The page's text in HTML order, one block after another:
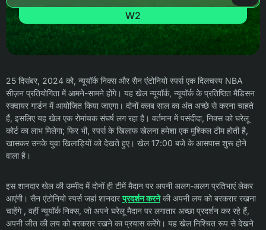
W2
25 दिसंबर, 2024 को, न्यूयॉर्क निक्स और सैन एंटोनियो स्पर्स एक दिलचस्प NBA
सीज़न प्रतियोगिता में आमने-सामने होंगे। यह खेल न्यूयॉर्क, न्यूयॉर्क के प्रतिष्ठित मैडिसन
स्क्वायर गार्डन में आयोजित किया जाएगा। दोनों क्लब साल का अंत अच्छे से करना चाहते
हैं, इसलिए यह खेल एक रोमांचक संघर्ष लग रहा है। वर्तमान में पसंदीदा, निक्स को घरेलू
कोर्ट का लाभ मिलेगा; फिर भी, स्पर्स के खिलाफ खेलना हमेशा एक मुश्किल टीम होती है,
खासकर उनके युवा खिलाड़ियों को देखते हुए। खेल 17:00 बजे के आसपास शुरू होने
वाला है।
इस शानदार खेल की उम्मीद में दोनों ही टीमें मैदान पर अपनी अलग-अलग प्रतिभाएं लेकर
आएंगी। सैन एंटोनियो स्पर्स जहां शानदारप्रदर्शन करनेकी अपनी लय को बरकरार रखना
चाहेंगे , वहीं न्यूयॉर्क निक्स, जो अपने घरेलू मैदान पर लगातार अच्छा प्रदर्शन कर रहे हैं,
अपनी जीत की लय को बरकरार रखने का प्रयास करेंगे। यह खेल निश्चित रूप से देखने